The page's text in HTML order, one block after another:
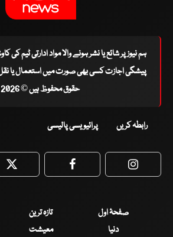
ہم نیوز پر شائع یا نشر ہونے والا مواد ادارتی ٹیم
پیشگی اجازت کسی بھی صورت میں استعمال یا
حقوق محفوظ ہیں © 2026
رابطہ کریں پرائیویسی پالیسی
Twitter Facebook
صفحۂ اول تازہ ترین
دنیا
معیشت